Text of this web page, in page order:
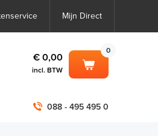
Mijn Direct
0
€ 0,00
incl. BTW
088 - 495 495 0